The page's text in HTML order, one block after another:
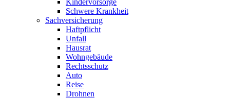
Kindervorsorge
Schwere Krankheit
Sachversicherung
Haftpflicht
Unfall
Hausrat
Wohngebäude
Rechtsschutz
Auto
Reise
Drohnen